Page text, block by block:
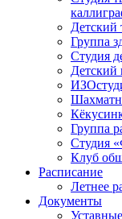
Детский
Группа
Студия
Детский
Группа
Cтудия
Клуб
Расписание
Летнее
Документы